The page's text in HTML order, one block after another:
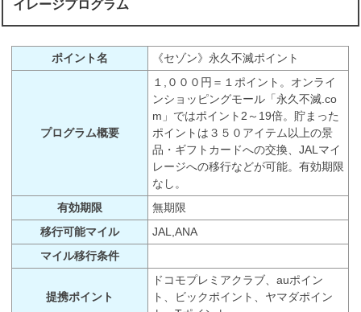
イレージプログラム
ポイント名 《セゾン》永久不滅ポイント
プログラム概要
１,０００円＝１ポイント。オンライ
ンショッピングモール「永久不滅.co
m」ではポイント2～19倍。貯まった
ポイントは３５０アイテム以上の景
品・ギフトカードへの交換、JALマイ
レージへの移行などが可能。有効期限
なし。
有効期限
無期限
移行可能マイル
JAL,ANA
マイル移行条件
提携ポイント
ドコモプレミアクラブ、auポイン
ト、ビックポイント、ヤマダポイン